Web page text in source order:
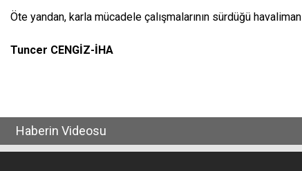
Öte yandan, karla mücadele çalışmalarının sürdüğü
Tuncer CENGİZ-İHA
Haberin Videosu